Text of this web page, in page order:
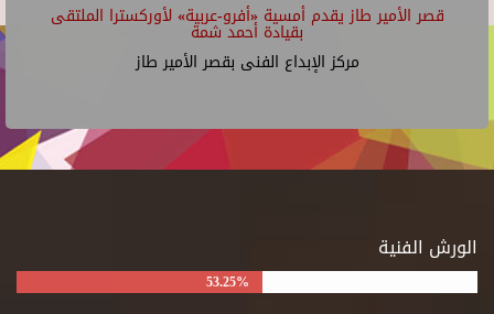
قصر الأمير طاز يقدم أمسية «أفرو-عربية» لأوركسترا الملتقى
بقيادة أحمد شمة
مركز الإبداع الفنى بقصر الأمير طاز
الورش الفنية
53.25%